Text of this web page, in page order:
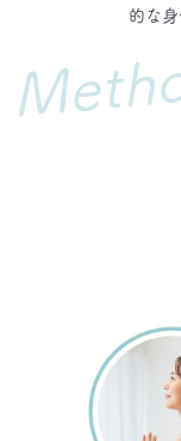
的な身